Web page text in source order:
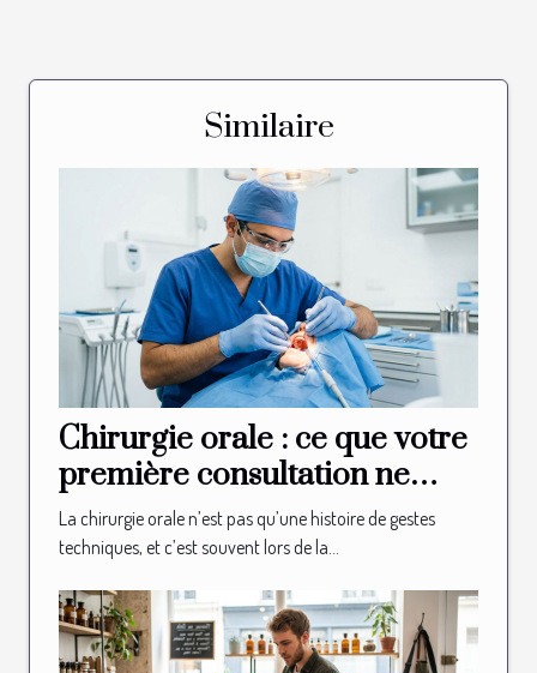
Similaire
Chirurgie orale : ce que votre
première consultation ne
vous révélera jamais
La chirurgie orale n’est pas qu’une histoire de gestes
techniques, et c’est souvent lors de la...